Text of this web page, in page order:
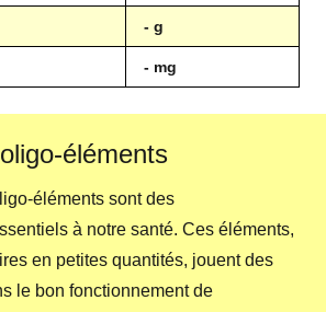
- g
- mg
éléments
éléments sont des
à notre santé. Ces éléments,
en petites quantités, jouent des
le bon fonctionnement de